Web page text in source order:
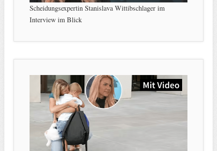
Scheidungsexpertin Stanislava Wittibschlager im
Interview im Blick